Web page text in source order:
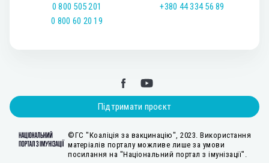
0 800 505 201
0 800 60 20 19
+380 44 334 56 89
Підтримати проєкт
©ГС "Коаліція за вакцинацію", 2023. Використання
матеріалів порталу можливе лише за умови
посилання на "Національний портал з імунізації".